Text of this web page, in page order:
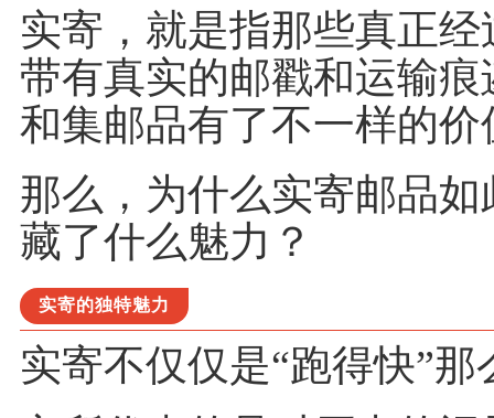
实寄，就是指那些真正
带有真实的邮戳和运输
和集邮品有了不一样的价
那么，为什么实寄邮品
藏了什么魅力？
实寄的独特魅力
实寄不仅仅是“跑得快”那